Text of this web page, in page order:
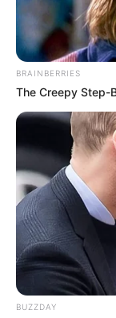
BRAINBERRIES
The Creepy Step-
BUZZDAY